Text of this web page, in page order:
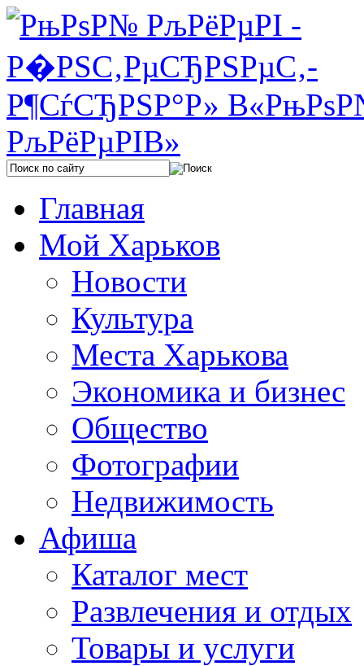
Главная
Мой Харьков
Новости
Культура
Места Харькова
Экономика и бизнес
Общество
Фотографии
Недвижимость
Афиша
Каталог мест
Развлечения и отдых
Товары и услуги